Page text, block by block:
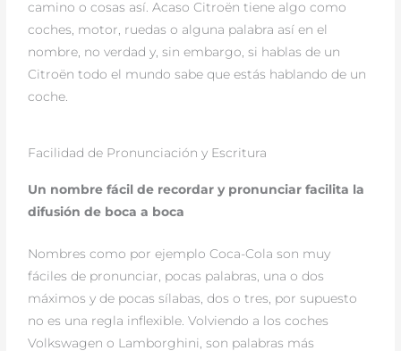
camino o cosas así. Acaso Citroën tiene algo como
coches, motor, ruedas o alguna palabra así en el
nombre, no verdad y, sin embargo, si hablas de un
Citroën todo el mundo sabe que estás hablando de un
coche.
Facilidad de Pronunciación y Escritura
Un nombre fácil de recordar y pronunciar facilita la
difusión de boca a boca
Nombres como por ejemplo Coca-Cola son muy
fáciles de pronunciar, pocas palabras, una o dos
máximos y de pocas sílabas, dos o tres, por supuesto
no es una regla inflexible. Volviendo a los coches
Volkswagen o Lamborghini, son palabras más